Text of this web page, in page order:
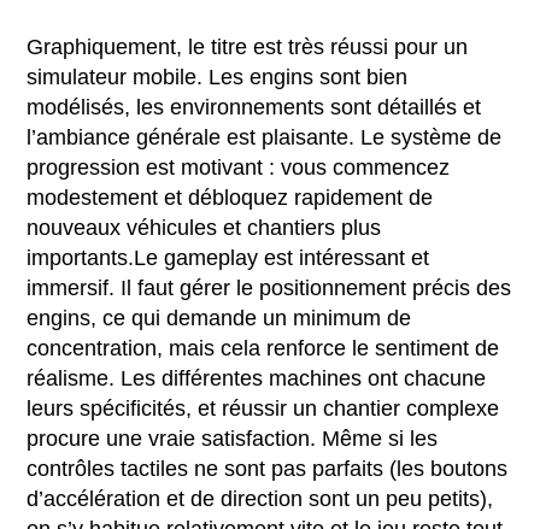
Graphiquement, le titre est très réussi pour un
simulateur mobile. Les engins sont bien
modélisés, les environnements sont détaillés et
l’ambiance générale est plaisante. Le système de
progression est motivant : vous commencez
modestement et débloquez rapidement de
nouveaux véhicules et chantiers plus
importants.Le gameplay est intéressant et
immersif. Il faut gérer le positionnement précis des
engins, ce qui demande un minimum de
concentration, mais cela renforce le sentiment de
réalisme. Les différentes machines ont chacune
leurs spécificités, et réussir un chantier complexe
procure une vraie satisfaction. Même si les
contrôles tactiles ne sont pas parfaits (les boutons
d’accélération et de direction sont un peu petits),